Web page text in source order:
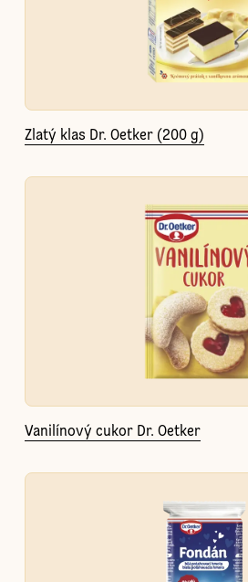
Zlatý klas Dr. Oetker (200 g)
Vanilínový cukor Dr. Oetker